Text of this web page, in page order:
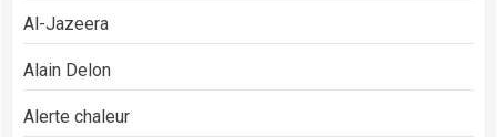
Al-Jazeera
Alain Delon
Alerte chaleur